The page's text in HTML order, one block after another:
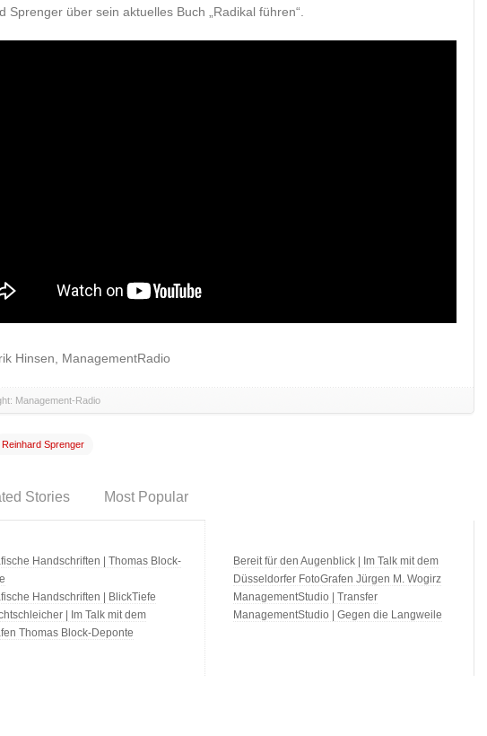
Sprenger über sein aktuelles Buch „Radikal führen“.
Hinsen, ManagementRadio
Management-Radio
Reinhard Sprenger
Stories Most Popular
Handschriften | Thomas Block-
Handschriften | BlickTiefe
| Im Talk mit dem
Thomas Block-Deponte
Bereit für den Augenblick | Im Talk mit dem
Düsseldorfer FotoGrafen Jürgen M. Wogirz
ManagementStudio | Transfer
ManagementStudio | Gegen die Langweile